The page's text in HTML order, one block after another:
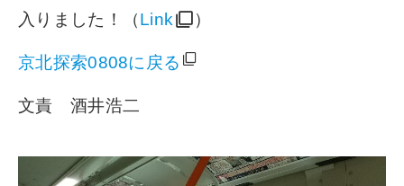
入りました！（Link ）
京北探索0808に戻る
文責 酒井浩二